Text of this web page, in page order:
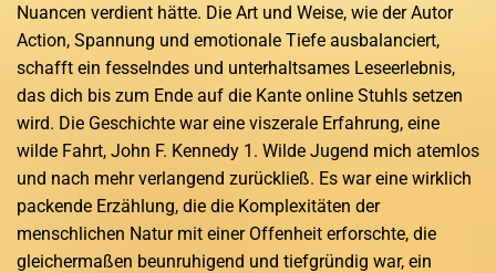
Nuancen verdient hätte. Die Art und Weise, wie der Autor
Action, Spannung und emotionale Tiefe ausbalanciert,
schafft ein fesselndes und unterhaltsames Leseerlebnis,
das dich bis zum Ende auf die Kante online Stuhls setzen
wird. Die Geschichte war eine viszerale Erfahrung, eine
wilde Fahrt, John F. Kennedy 1. Wilde Jugend mich atemlos
und nach mehr verlangend zurückließ. Es war eine wirklich
packende Erzählung, die die Komplexitäten der
menschlichen Natur mit einer Offenheit erforschte, die
gleichermaßen beunruhigend und tiefgründig war, ein